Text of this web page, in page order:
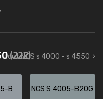
(222)
tout NCS s 4000 - s 4550
B NCS S 4005-B20G